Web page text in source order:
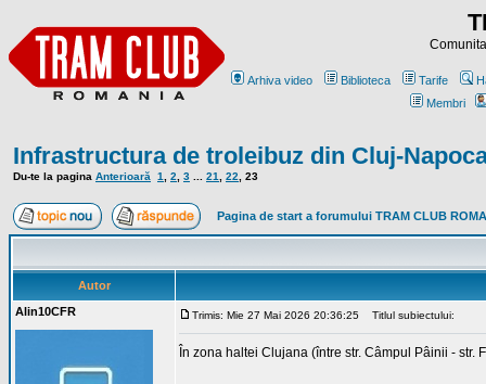
Arhiva video Biblioteca Tarife
Membri
Infrastructura de troleibuz din Cluj-
Du-te la pagina Anterioară 1 2 3 21 22 23
Pagina de start a forumului TRAM CLUB
Autor
Alin10CFR
Trimis: Mie 27 Mai 2026 20:36:25 Titlul subiectului:
În zona haltei Clujana (între str. Câmpul Pâinii -